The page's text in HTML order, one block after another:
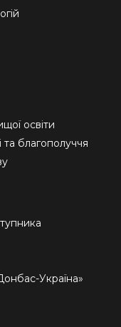
освіти
та благополуччя
Україна»